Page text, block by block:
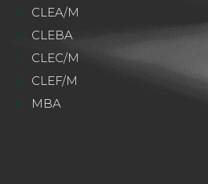
CLEA/M
CLEBA
CLEC/M
CLEF/M
MBA